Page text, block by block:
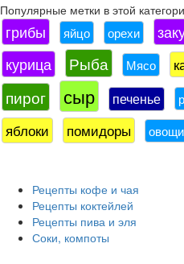
Популярные метки в этой
грибы яйцо орехи
курица Рыба Мясо
пирог сыр печенье
яблоки помидоры овощи
Рецепты кофе и чая
Рецепты коктейлей
Рецепты пива и эля
Соки, компоты